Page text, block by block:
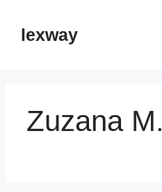
obsahlexway
Zuzana M.